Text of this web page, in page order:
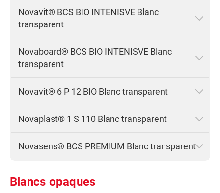
Novavit® BCS BIO INTENISVE Blanc
transparent
Novaboard® BCS BIO INTENISVE Blanc
transparent
Novavit® 6 P 12 BIO Blanc transparent
Novaplast® 1 S 110 Blanc transparent
Novasens® BCS PREMIUM Blanc transparent
Blancs opaques